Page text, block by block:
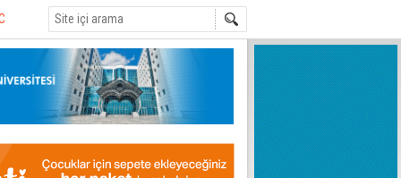
kalınmaması
yönetim